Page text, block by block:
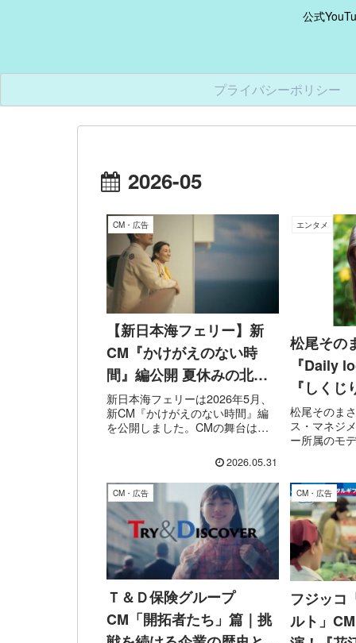
公式
プライバシーポリシー
2026-05
CM・広告
【新日本海フェリー】新
CM『かけがえのない時
間』編公開 夏休みの北海
道旅行がお得なファミリー
パック販売中！
新日本海フェリーは2026年5月、
新CM『かけがえのない時間』編
を公開しました。CMの舞台は
航した新造船「けやき」。フォワ
ードサロンやグリル、スイートル
ーム、デッキなどで過ごす船旅の
時間を通して、家族や友...
2026.05.31
エンタメ
松尾その
『Daily
『しく
校生モデ
躍
松尾そのま
ス・マネジ
ー所属のモ
ョン誌『
モデルや「
イメージ...
CM・広告
Ｔ＆Ｄ保険グループ
CM「開拓者たち」篇｜挑
CM・広告
フジッコ
ルト」